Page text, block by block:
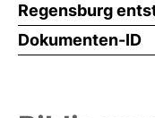
Regensburg
Dokumenten-ID